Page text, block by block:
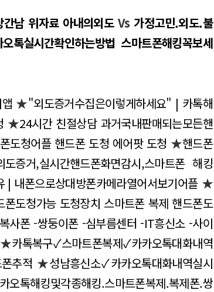
남 위자료 아내의외도Vs가정고민.외도.불
톡실시간확인하는방법 스마트폰해킹꼭보세
★"외도증거수집은이렇게하세요" | 카톡해
★24시간 친절상담 과거국내판매되는모든핸
도청어플 핸드폰 도청 에어팟 도청 ★핸드폰
도증거,실시간핸드폰화면감시,스마트폰 해킹
| 내폰으로상대방폰카메라열어서보기어플★
도청가능 도청장치 스마트폰 복제 핸드폰도
사폰 -쌍둥이폰 -심부름센터 -IT흥신소 -사이
★카톡복구✓스마트폰복제✓카카오톡대화내역
추적 ★성남흥신소✓카카오톡대화내역실시
오톡해킹및각종해킹.스마트폰복제.복제폰.쌍